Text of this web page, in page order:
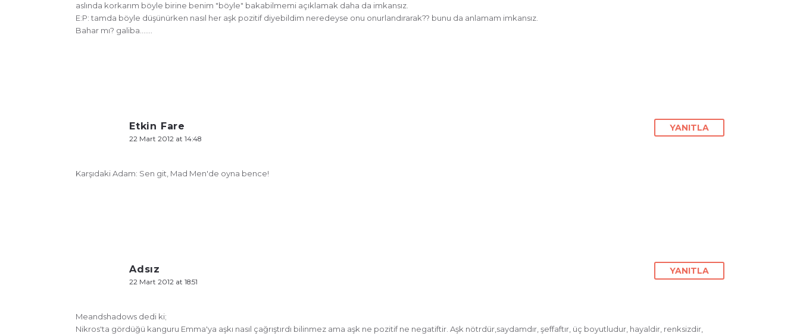
aslında korkarım böyle birine benim "böyle" bakabilmemi açıklamak daha da imkansız.
E:P: tamda böyle düşünürken nasıl her aşk pozitif diyebildim neredeyse onu onurlandırarak?? bunu da anlamam imkansız.
Bahar mı? galiba…….
Etkin Fare
22 Mart 2012 at 14:48
YANITLA
Karşıdaki Adam: Sen git, Mad Men'de oyna bence!
Adsız
22 Mart 2012 at 18:51
YANITLA
Meandshadows dedi ki;
Nikros'ta gördüğü kanguru Emma'ya aşkı nasıl çağrıştırdı bilinmez ama aşk ne pozitif ne negatiftir. Aşk nötrdür,saydamdır, şeffaftır, üç boyutludur, hayaldir, renksizdir,